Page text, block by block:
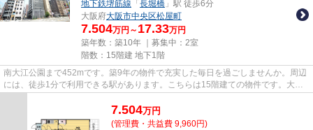
地下鉄堺筋線 「 長堀橋 」駅 徒歩6分
大阪府大阪市中央区松屋町
7.504万円～ 17.33万円
築年数：築10年 ｜募集中： 2室
階数：15階建 地下1階
南大江公園まで452mです。築9年の物件で充実した毎日を過ごしませんか。周辺
には、徒歩1分で利用できる駅があります。こちらは15階建ての物件です。大阪
7.504万円
(管理費・共益費 9,960円)